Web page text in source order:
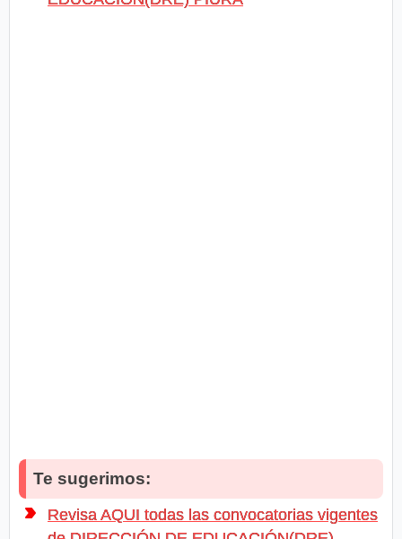
Te sugerimos:
Revisa AQUI todas las convocatorias vigentes